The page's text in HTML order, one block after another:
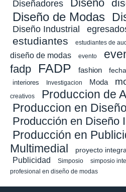
Diseñadores Diseño
Diseño de Modas
Diseño Industrial
estudiantes estudiantes de
diseño de modas
evento
fadp
FADP fashion
interiores Investigacion Moda
creativos Produccion de
Produccion en
Producción en Diseño
Producción en
Multimedial
proyecto
Publicidad Simposio simposio
profesional en diseño de modas